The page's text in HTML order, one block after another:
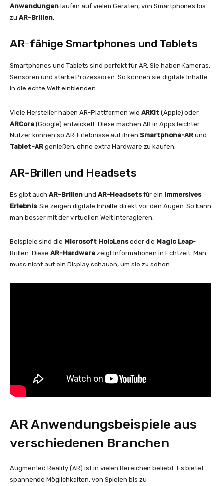
Anwendungen laufen auf vielen Geräten, von Smartphones bis
zu AR-Brillen.
AR-fähige Smartphones und Tablets
Smartphones und Tablets sind perfekt für AR. Sie haben Kameras,
Sensoren und starke Prozessoren. So können sie digitale Inhalte
in die echte Welt einblenden.
Viele Hersteller haben AR-Plattformen wie ARKit (Apple) oder
ARCore (Google) entwickelt. Diese machen AR in Apps leichter.
Nutzer können so AR-Erlebnisse auf ihren Smartphone-AR und
Tablet-AR genießen, ohne extra Hardware zu kaufen.
AR-Brillen und Headsets
Es gibt auch AR-Brillen und AR-Headsetsfür ein immersives
Erlebnis. Sie zeigen digitale Inhalte direkt vor den Augen. So kann
man besser mit der virtuellen Welt interagieren.
Beispiele sind die Microsoft HoloLensoder die Magic Leap-
Brillen. Diese AR-Hardware zeigt Informationen in Echtzeit. Man
muss nicht auf ein Display schauen, um sie zu sehen.
AR Anwendungsbeispiele aus
verschiedenen Branchen
Augmented Reality (AR) ist in vielen Bereichen beliebt. Es bietet
spannende Möglichkeiten, von Spielen bis zu